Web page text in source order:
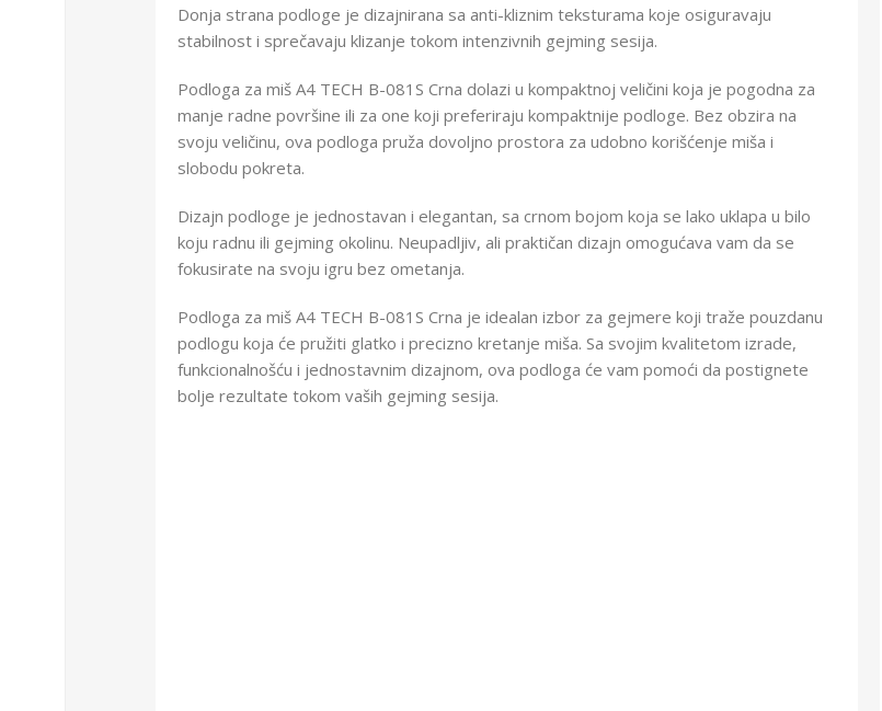
Donja strana podloge je dizajnirana sa anti-kliznim teksturama koje osiguravaju
stabilnost i sprečavaju klizanje tokom intenzivnih gejming sesija.
Podloga za miš A4 TECH B-081S Crna dolazi u kompaktnoj veličini koja je pogodna za
manje radne površine ili za one koji preferiraju kompaktnije podloge. Bez obzira na
svoju veličinu, ova podloga pruža dovoljno prostora za udobno korišćenje miša i
slobodu pokreta.
Dizajn podloge je jednostavan i elegantan, sa crnom bojom koja se lako uklapa u bilo
koju radnu ili gejming okolinu. Neupadljiv, ali praktičan dizajn omogućava vam da se
fokusirate na svoju igru bez ometanja.
Podloga za miš A4 TECH B-081S Crna je idealan izbor za gejmere koji traže pouzdanu
podlogu koja će pružiti glatko i precizno kretanje miša. Sa svojim kvalitetom izrade,
funkcionalnošću i jednostavnim dizajnom, ova podloga će vam pomoći da postignete
bolje rezultate tokom vaših gejming sesija.